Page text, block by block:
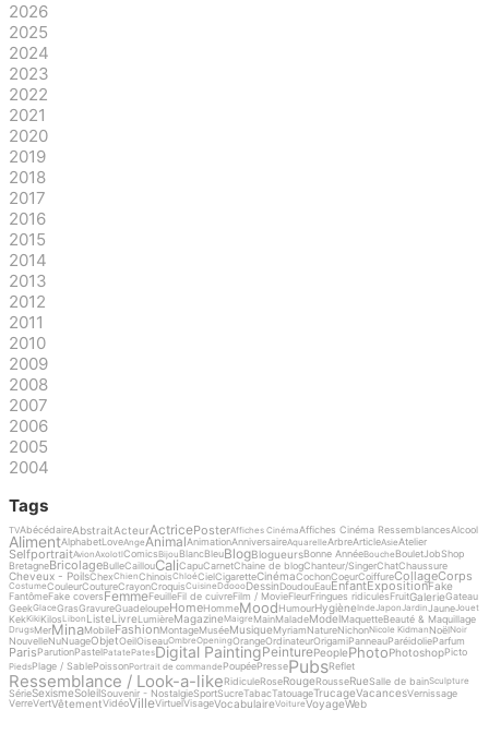
2026
2025
2024
2023
2022
2021
2020
2019
2018
2017
2016
2015
2014
2013
2012
2011
2010
2009
2008
2007
2006
2005
2004
Tags
TVAbécédaireAbstraitActeurActricePosterAffiches CinémaAffiches Cinéma RessemblancesAlcool
AlimentAlphabetLoveAngeAnimalAnimationAnniversaireAquarelleArbreArticleAsieAtelier
SelfportraitAvionAxolotlComicsBijou BlancBleuBlogBlogueursBonne AnnéeBouche BouletJobShop
BretagneBricolageBulleCaillouCaliCapuCarnetChaine de blogChanteur/SingerChatChaussure
Cheveux - PoilsChexChienChinoisChloéCielCigaretteCinémaCochonCoeurCoiffureCollageCorps
CostumeCouleurCoutureCrayonCroquisCuisineDdoooDessinDoudouEauEnfantExpositionFake
FantômeFake coversFemmeFeuilleFil de cuivreFilm / MovieFleurFringues ridiculesFruitGalerieGateau
GeekGlaceGrasGravureGuadeloupeHomeHommeMoodHumourHygièneIndeJaponJardinJauneJouet
KekKikiKilosLibon ListeLivreLumièreMagazineMaigre MainMaladeModelMaquetteBeauté & Maquillage
DrugsMerMinaMobileFashionMontageMuséeMusiqueMyriamNatureNichonNicole Kidman NoëlNoir
NouvelleNuNuageObjetOeilOiseauOmbreOpeningOrangeOrdinateurOrigamiPanneauParéidolieParfum
ParisParutionPastelPatatePatesDigital PaintingPeinturePeoplePhotoPhotoshopPicto
PiedsPlage / SablePoissonPortrait de commande PoupéePressePubsReflet
Ressemblance / Look-a-likeRidiculeRoseRougeRousseRueSalle de bainSculpture
SérieSexismeSoleilSouvenir - NostalgieSportSucreTabacTatouageTrucageVacancesVernissage
VerreVertVêtementVidéoVilleVirtuelVisageVocabulaireVoitureVoyageWeb